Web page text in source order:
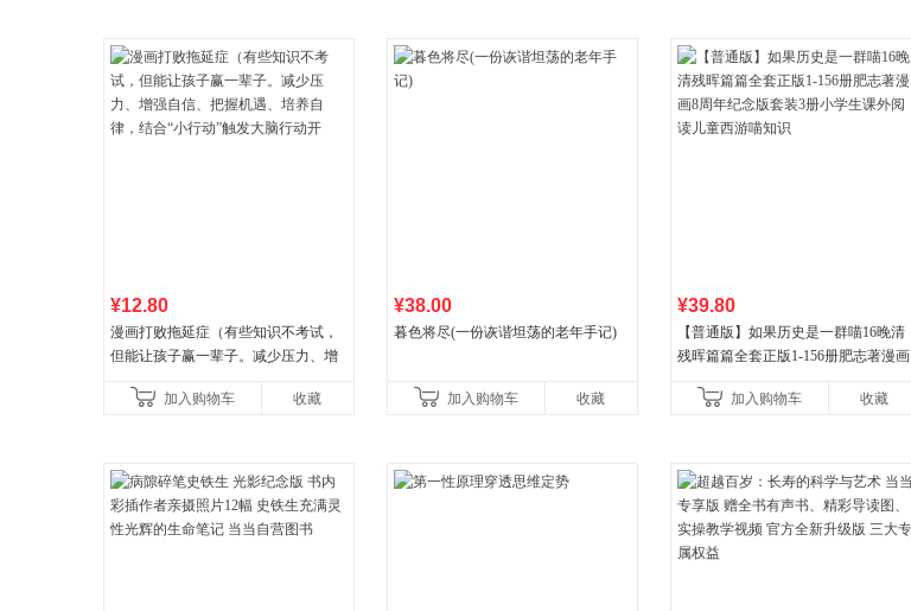
¥12.80
漫画打败拖延症（有些知识不考试，
但能让孩子赢一辈子。减少压力、增
合“小行动”触发大脑行动开
加入购物车 收藏
¥38.00
暮色将尽(一份诙谐坦荡的老年手记)
加入购物车 收藏
¥39.80
【普通版】如果历史是一群喵16晚清
残晖篇篇全套正版1-156册肥志著漫画
儿童西游喵知识
加入购物车 收藏